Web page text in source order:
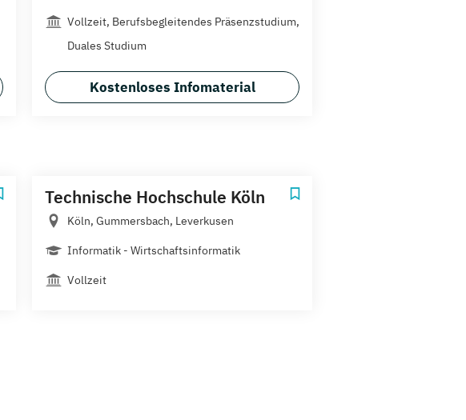
Vollzeit, Berufsbegleitendes Präsenzstudium,
Duales Studium
Kostenloses Infomaterial
Technische Hochschule Köln
Köln, Gummersbach, Leverkusen
Informatik - Wirtschaftsinformatik
Vollzeit